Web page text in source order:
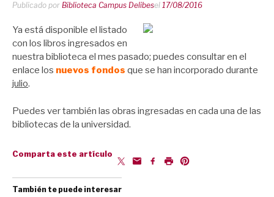
Publicado por Biblioteca Campus Delibesel 17/08/2016
Ya está disponible el listado
con los libros ingresados en
nuestra biblioteca el mes pasado; puedes consultar en el
enlace los nuevos fondos que se han incorporado durante
julio.
Puedes ver también las obras ingresadas en cada una de las
bibliotecas de la universidad.
Comparta este artículo
También te puede interesar